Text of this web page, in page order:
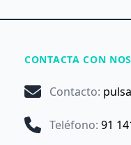
CONTACTA CON
Contacto:
Teléfono: 91